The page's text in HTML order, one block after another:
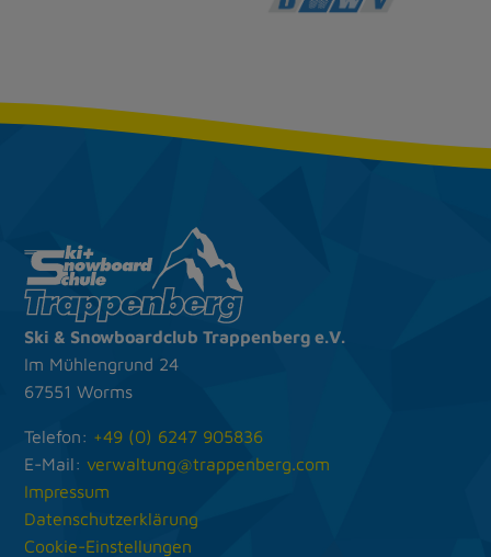
Ski & Snow­board­clubTrappenberg e.V.
Im Mühlengrund 24
67551 Worms
Telefon: +49 (0) 6247 905836
E-Mail:verwaltung@trappenberg.com
Impressum
Datenschutz­erklärung
Cookie-Einstellungen